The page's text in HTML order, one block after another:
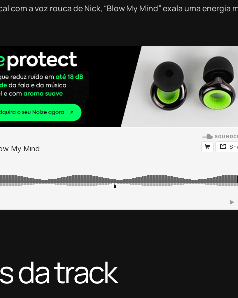
com a voz rouca de Nick, “Blow My Mind” exala uma energia
da track